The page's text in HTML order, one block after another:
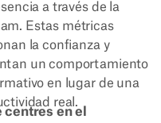
a través de la
Estas métricas
la confianza y
un comportamiento
en lugar de una
real.
centres en el